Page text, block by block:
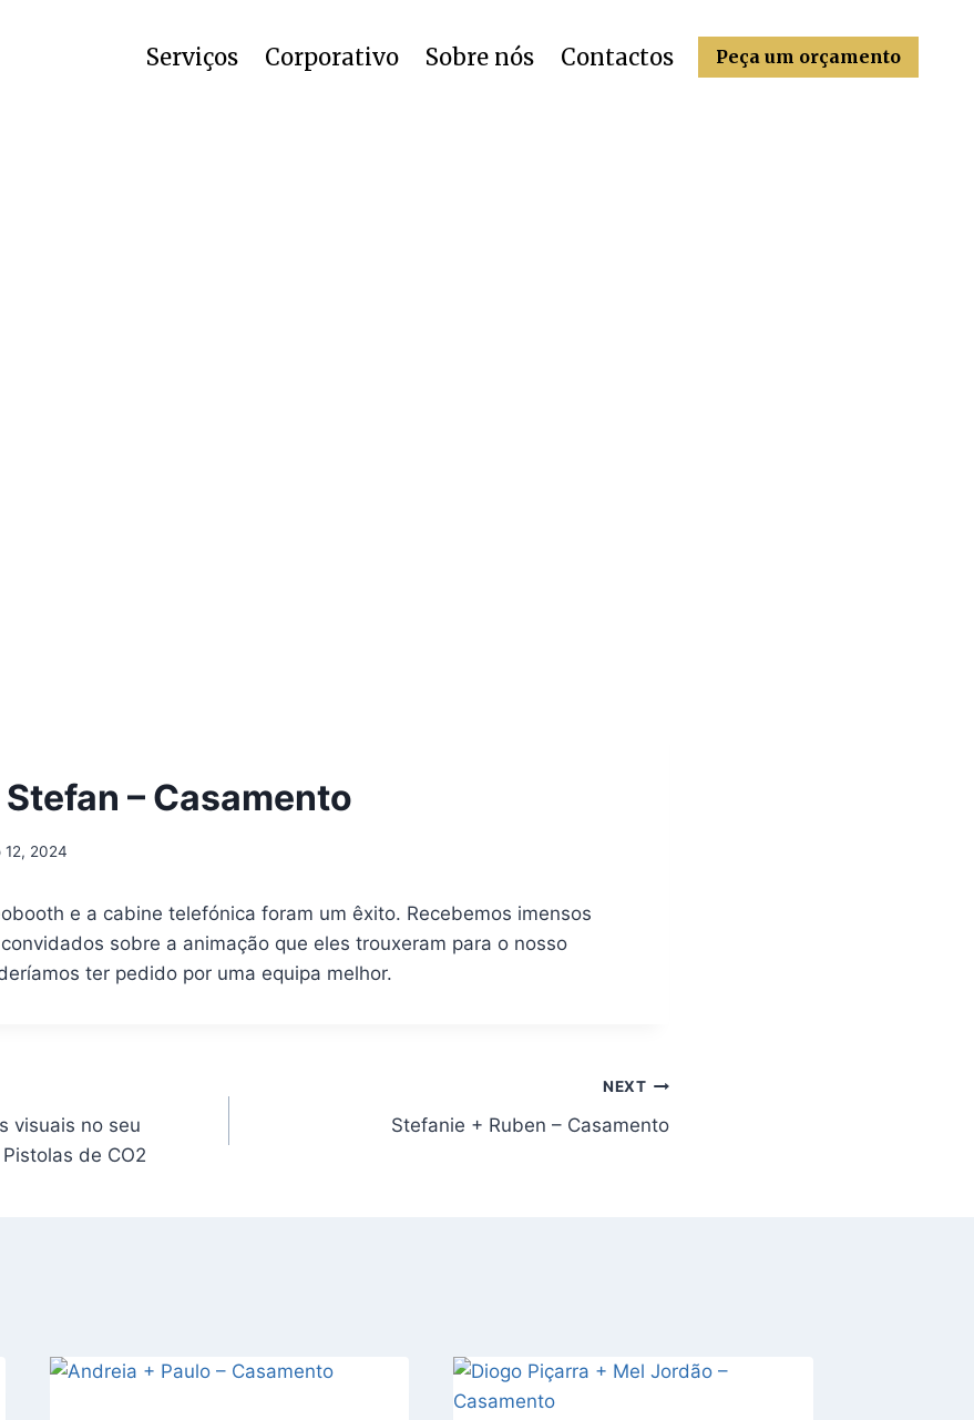
Serviços Corporativo Sobre nós Contactos Peça um orçamento
– Casamento
12, 2024
e a cabine telefónica foram um êxito. Recebemos imensos
sobre a animação que eles trouxeram para o nosso
ter pedido por uma equipa melhor.
visuais no seu
de CO2
NEXT
Stefanie + Ruben – Casamento